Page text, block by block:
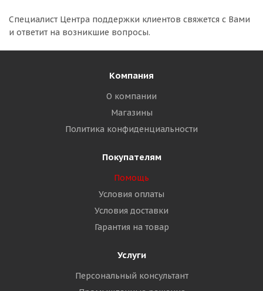
Специалист Центра поддержки клиентов свяжется с Вами
и ответит на возникшие вопросы.
Компания
О компании
Магазины
Политика конфиденциальности
Покупателям
Помощь
Условия оплаты
Условия доставки
Гарантия на товар
Услуги
Персональный консультант